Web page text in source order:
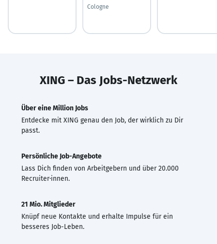
Cologne
XING – Das Jobs-Netzwerk
Über eine Million Jobs
Entdecke mit XING genau den Job, der wirklich zu Dir
passt.
Persönliche Job-Angebote
Lass Dich finden von Arbeitgebern und über 20.000
Recruiter·innen.
21 Mio. Mitglieder
Knüpf neue Kontakte und erhalte Impulse für ein
besseres Job-Leben.